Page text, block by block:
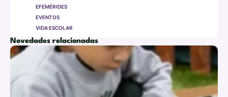
EFEMÉRIDES
EVENTOS
VIDA ESCOLAR
Novedades relacionadas